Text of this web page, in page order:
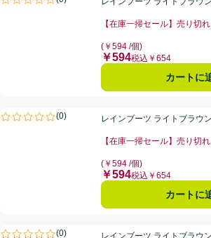
評価は0件のレビューで5点中0.0点。
【在庫一掃セール】売り切れ
(￥594 /個)
価格
￥594税込￥654
カートに
レインブーツ ライトブラウン18CM トップバリ
(0)
評価は0件のレビューで5点中0.0点。
レインブーツ ライトブラウ
【在庫一掃セール】売り切れ
(￥594 /個)
価格
￥594税込￥654
カートに
レインブーツ ライトブラウン17CM トップバリ
(0) レインブーツ ライトブラウ